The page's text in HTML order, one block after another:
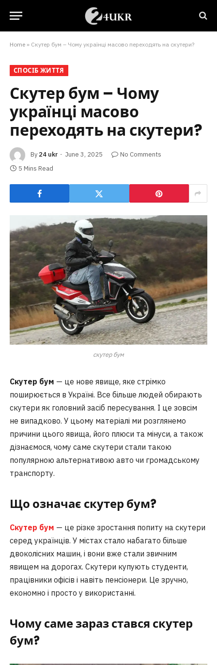
Home » Скутер бум – Чому українці масово переходять на скутери?
СПОСІБ ЖИТТЯ
Скутер бум – Чому
українці масово
переходять на скутери?
By 24 ukr June 3, 2025
No Comments
5 Mins Read
скутер бум
Скутер бум — це нове явище, яке стрімко
поширюється в Україні. Все більше людей обирають
скутери як головний засіб пересування. І це зовсім
не випадково. У цьому матеріалі ми розглянемо
причини цього явища, його плюси та мінуси, а також
дізнаємося, чому саме скутери стали такою
популярною альтернативою авто чи громадському
транспорту.
Що означає скутер бум?
Скутер бум — це різке зростання попиту на скутери
серед українців. У містах стало набагато більше
двоколісних машин, і вони вже стали звичним
явищем на дорогах. Скутери купують студенти,
працівники офісів і навіть пенсіонери. Це зручно,
економно і просто у використанні.
Чому саме зараз стався скутер
бум?